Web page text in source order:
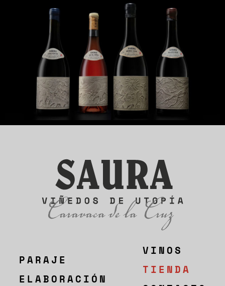
PARAJE
ELABORACIÓN
VINOS
TIENDA